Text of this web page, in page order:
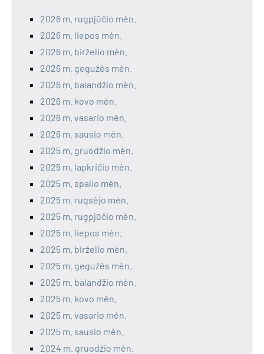
2026 m. rugpjūčio mėn.
2026 m. liepos mėn.
2026 m. birželio mėn.
2026 m. gegužės mėn.
2026 m. balandžio mėn.
2026 m. kovo mėn.
2026 m. vasario mėn.
2026 m. sausio mėn.
2025 m. gruodžio mėn.
2025 m. lapkričio mėn.
2025 m. spalio mėn.
2025 m. rugsėjo mėn.
2025 m. rugpjūčio mėn.
2025 m. liepos mėn.
2025 m. birželio mėn.
2025 m. gegužės mėn.
2025 m. balandžio mėn.
2025 m. kovo mėn.
2025 m. vasario mėn.
2025 m. sausio mėn.
2024 m. gruodžio mėn.